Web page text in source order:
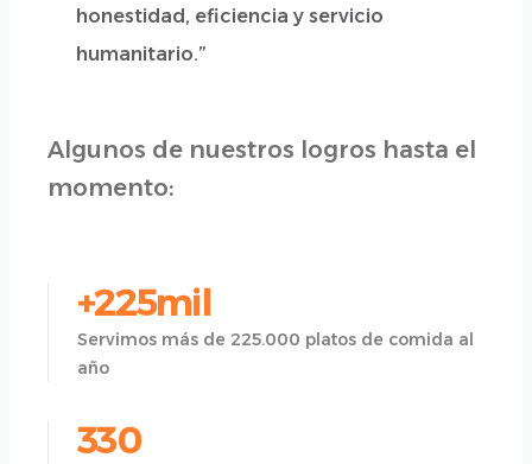
honestidad, eficiencia y servicio
humanitario.”
Algunos de nuestros logros hasta el
momento:
Servimos más de 225.000 platos de comida al
año
+225mil
330